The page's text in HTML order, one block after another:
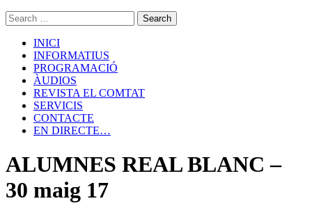
INICI
INFORMATIUS
PROGRAMACIÓ
ÀUDIOS
REVISTA EL COMTAT
SERVICIS
CONTACTE
EN DIRECTE…
ALUMNES REAL BLANC –
30 maig 17